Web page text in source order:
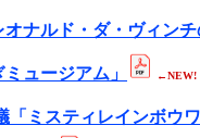
オナルド・ダ・ヴィン
ミュージアム」 ←NEW!
「ミスティレインボウ